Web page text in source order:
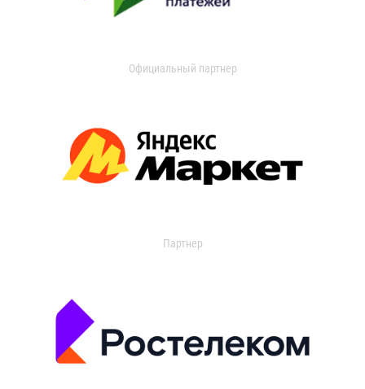
Официальный партнер
Партнер